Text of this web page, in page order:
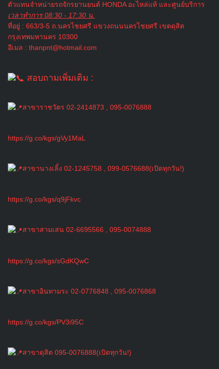
ตัวแทนจำหน่ายรถจักรยานยนต์ HONDA อะไหล่แท้ และศูนย์บริการ
เวลาทำการ 08:30 - 17:30 น.
ที่อยู่ : 663/3-5 ถ.นครไชยศรี แขวงถนนนครไชยศรี เขตดุสิต
กรุงเทพมหานคร 10300
อีเมล : thanpnt@hotmail.com
สอบถามเพิ่มเติม :
สาขาราชวัตร 02-2414873 , 095-0076888
https://g.co/kgs/gVy1MaL
สาขานางเลิ้ง 02-1245758 , 099-0576688(เปิดทุกวัน!)
https://g.co/kgs/q9jFkvc
สาขาสามเสน 02-6695566 , 095-0074888
https://g.co/kgs/sGdKQwC
สาขาอินทามระ 02-0776848 , 095-0076868
https://g.co/kgs/PV3i95C
สาขาดุสิต 095-0076888(เปิดทุกวัน!)